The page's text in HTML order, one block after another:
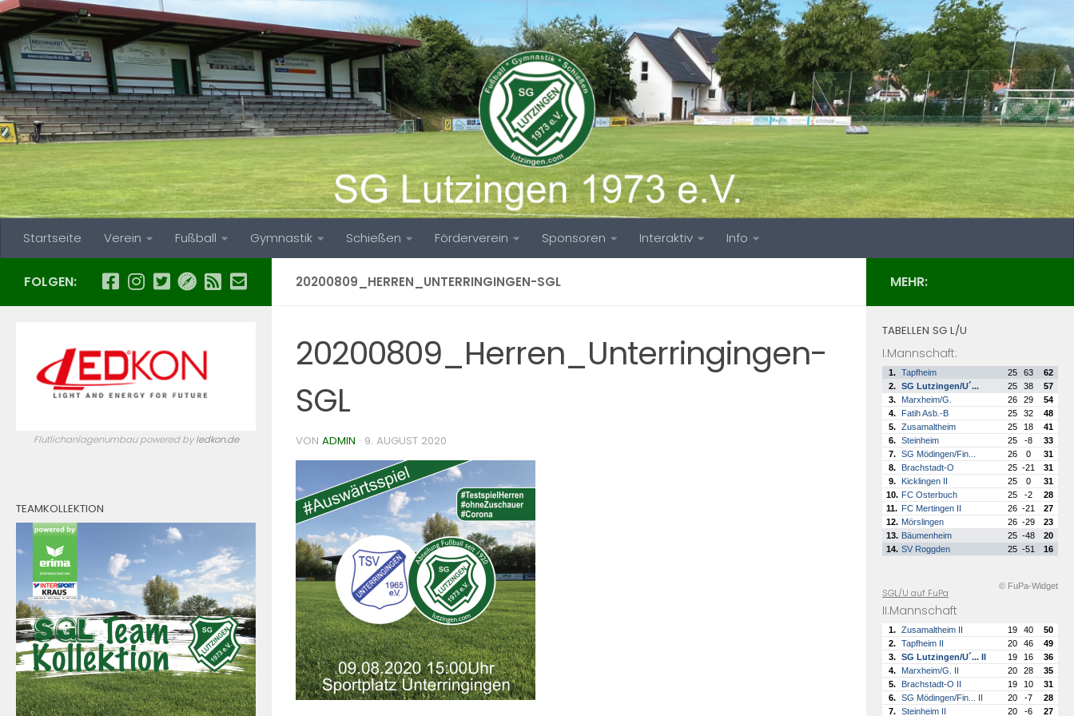
Zum Inhalt springen
Startseite Verein Fußball Gymnastik Schießen Förderverein Sponsoren Interaktiv Info
20200809_HERREN_UNTERRINGINGEN-SGL
20200809_Herren_Unterringingen-
SGL
VON ADMIN · 9. AUGUST 2020
FOLGEN:
Flutlichanlagenumbau powered byledkon.de
TEAMKOLLEKTION
MEHR:
TABELLEN SG L/U
I.Mannschaft:
1. Tapfheim 25 63
62
2.
SG Lutzingen/U´... 25 38
57
3.
Marxheim/G. 26 29
54
4.
Fatih Asb.-B 25 32
48
5.
Zusamaltheim 25 18
41
6.
Steinheim 25 -8
33
7.
SG Mödingen/Fin... 26 0
31
8.
Brachstadt-O 25 -21
31
9.
Kicklingen II 25 0
31
10. FC Osterbuch 25 -2
28
11. FC Mertingen II 26 -21
27
12. Mörslingen 26 -29
23
13. Bäumenheim 25 -48
20
14. SV Roggden 25 -51 16
© FuPa-Widget
SGL/U auf FuPa
II.Mannschaft
1. Zusamaltheim II 19 40
50
2.
Tapfheim II 20 46
49
3.
SG Lutzingen/U´... II 19 16
36
4.
Marxheim/G. II 20 28
35
5.
Brachstadt-O II 19 10
31
6.
SG Mödingen/Fin... II 20 -7
28
7.
Steinheim II 20 -6
27